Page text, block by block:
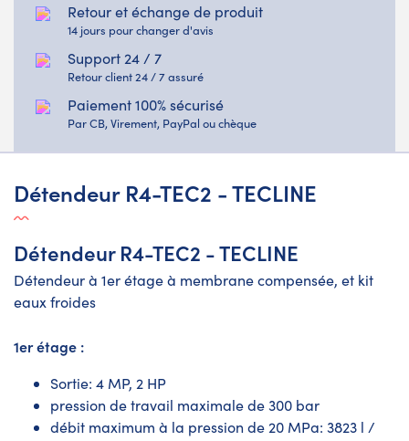
Retour et échange de produit
14 jours pour changer d'avis
Support 24 / 7
Retour client 24 / 7 assuré
Paiement 100% sécurisé
Par CB, Virement, PayPal ou chèque
Détendeur R4-TEC2 - TECLINE
Détendeur R4-TEC2 - TECLINE
Détendeur à 1er étage à membrane compensée, et kit
eaux froides
1er étage :
Sortie: 4 MP, 2 HP
pression de travail maximale de 300 bar
débit maximum à la pression de 20 MPa: 3823 l /